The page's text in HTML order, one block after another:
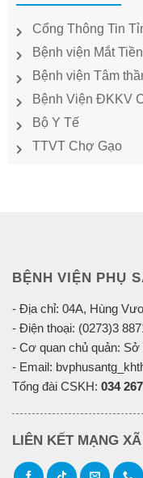
Cổng Thông Tin
Bệnh viện Mắt
Bệnh viện Tâm
Bệnh Viện ĐKKV
Bộ Y Tế
TTVT Chợ Gạo
BỆNH VIỆN PHỤ
- Địa chỉ: 04A, Hùng
- Điện thoại: (0273)3
- Cơ quan chủ quản:
- Email:
Tổng đài CSKH: 034
LIÊN KẾT MẠNG